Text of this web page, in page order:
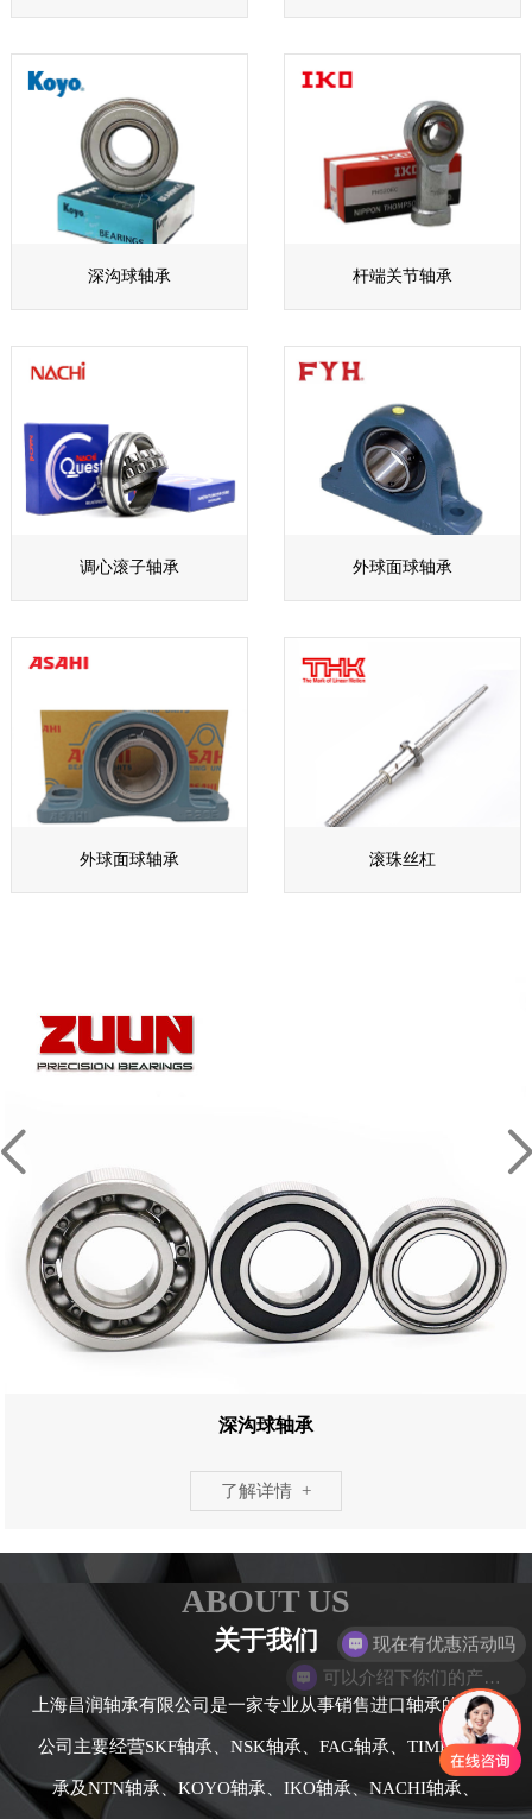
深沟球轴承 杆端关节轴承
调心滚子轴承 外球面球轴承
外球面球轴承 滚珠丝杠
深沟球轴承
了解详情 +
ABOUT US
关于我们
上海昌润轴承有限公司是一家专业从事销售进口轴承的公司,
公司主要经营SKF轴承、NSK轴承、FAG轴承、TIMKEN轴
承及NTN轴承、KOYO轴承、IKO轴承、NACHI轴承、
可以介绍下你们的产品么